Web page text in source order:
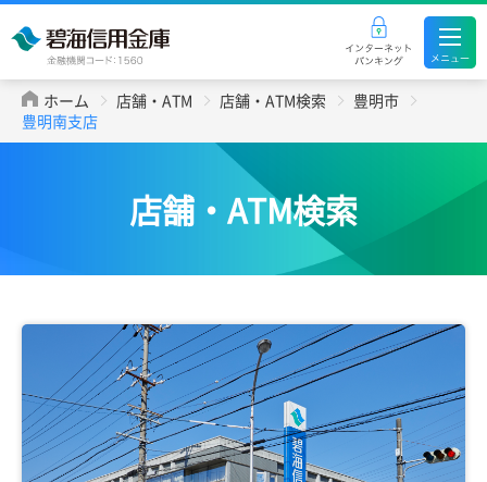
ホーム 店舗・ATM 店舗・ATM検索
豊明市
豊明南支店
店舗・ATM検索